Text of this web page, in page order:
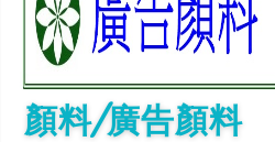
顏料/廣告顏料